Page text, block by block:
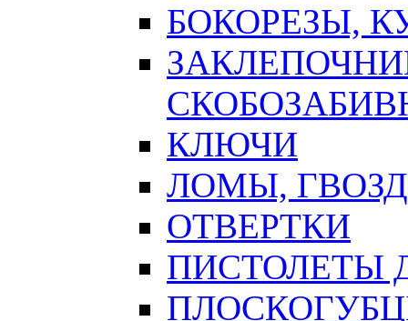
БОКОРЕЗЫ,
КЛЮЧИ
ЛОМЫ,
ОТВЕРТКИ
ПИСТОЛЕТЫ